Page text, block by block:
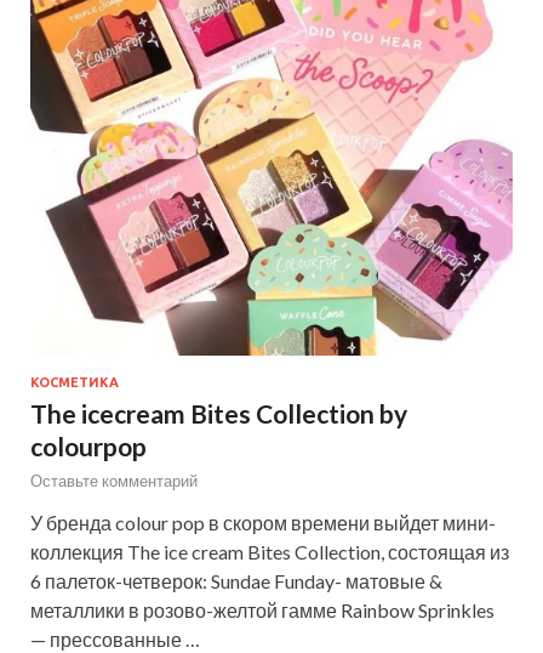
КОСМЕТИКА
The icecream Bites Collection by
colourpop
Оставьте комментарий
У бренда colour pop в скором времени выйдет мини-
коллекция The ice cream Bites Collection, состоящая из
6 палеток-четверок: Sundae Funday- матовые &
металлики в розово-желтой гамме Rainbow Sprinkles
— прессованные …